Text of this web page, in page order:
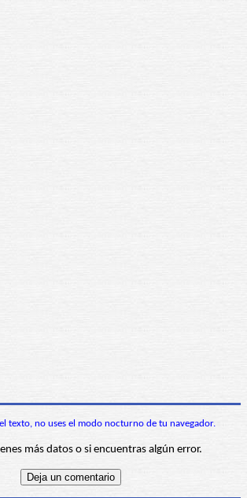
texto, no uses el modo nocturno de tu navegador.
más datos o si encuentras algún error.